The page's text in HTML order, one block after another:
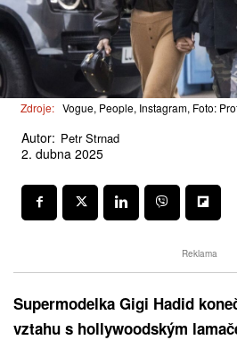
Zdroje: Vogue, People, Instagram, Foto:
Autor: Petr Strnad
2. dubna 2025
Reklama
Supermodelka Gigi Hadid
vztahu s hollywoodským